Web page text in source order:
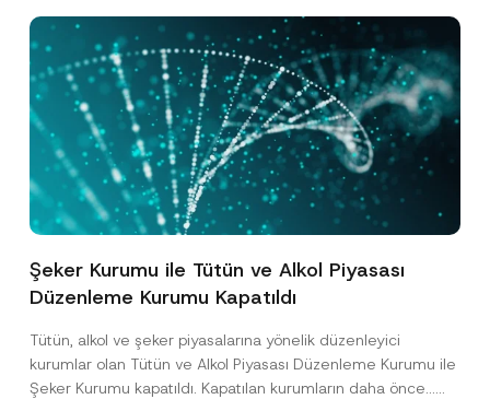
Şeker Kurumu ile Tütün ve Alkol Piyasası
Düzenleme Kurumu Kapatıldı
Tütün, alkol ve şeker piyasalarına yönelik düzenleyici
kurumlar olan Tütün ve Alkol Piyasası Düzenleme Kurumu ile
Şeker Kurumu kapatıldı. Kapatılan kurumların daha önce...